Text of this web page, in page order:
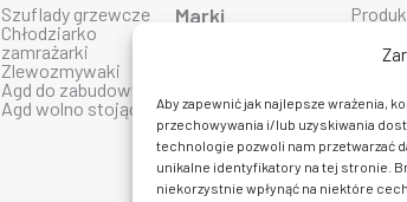
Aby zapewnić jak najlepsze wrażenia,
przechowywania i/lub uzyskiwania
technologie pozwoli nam przetwarzać
unikalne identyfikatory na tej stronie.
niekorzystnie wpłynąć na niektóre
Szuflady grzewcze
Chłodziarko
zamrażarki
Zlewozmywaki
Agd do zabudowy
Agd wolno stojące
Marki
Produkty Bora
Produkty Ciarko
Produkty De Dietrich
Produkty Dunavox
Produkty insinkerator